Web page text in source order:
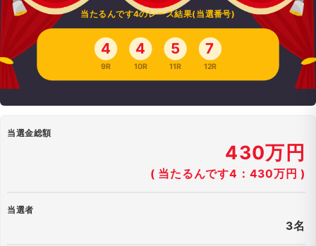
当たるんです4のレース結果(当選番号)
4
9R
4
10R
5
11R
7
12R
当選金総額
430万円
( 当たるんです4：430万円 )
当選者
3名